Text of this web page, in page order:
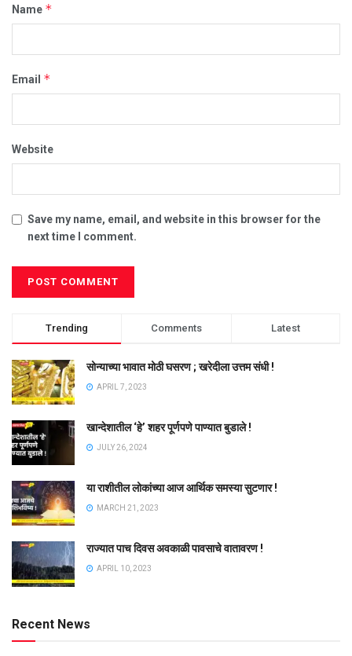
Name *
Email *
Website
Save my name, email, and website in this browser for the
next time I comment.
Trending Comments Latest
सोन्याच्या भावात मोठी घसरण ; खरेदीला उत्तम संधी !
APRIL 7, 2023
खान्देशातील ‘हे’ शहर पूर्णपणे पाण्यात बुडाले !
JULY 26, 2024
या राशीतील लोकांच्या आज आर्थिक समस्या सुटणार !
MARCH 21, 2023
राज्यात पाच दिवस अवकाळी पावसाचे वातावरण !
APRIL 10, 2023
Recent News